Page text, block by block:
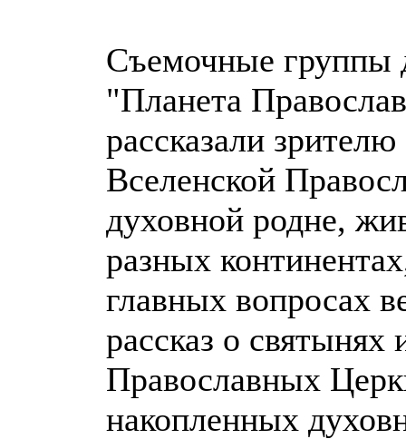
Съемочные группы
"Планета
рассказали
Вселенской
духовной родне,
разных
главных вопросах
рассказ о
Православных
накопленных